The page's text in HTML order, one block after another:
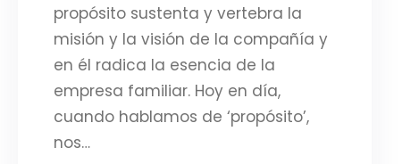
propósito sustenta y vertebra la
misión y la visión de la compañía y
en él radica la esencia de la
empresa familiar. Hoy en día,
cuando hablamos de ‘propósito’,
nos…